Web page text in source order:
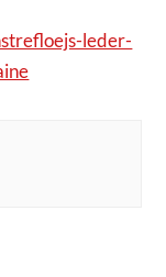
leder-